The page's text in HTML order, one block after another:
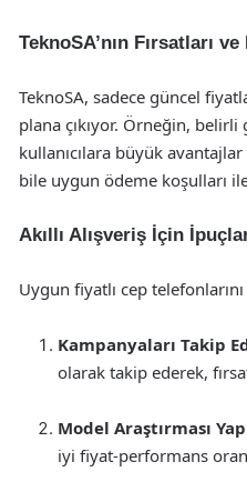
TeknoSA’nın Fırsatları
TeknoSA, sadece güncel
plana çıkıyor. Örneğin,
kullanıcılara büyük
bile uygun ödeme koşulları
Akıllı Alışveriş İçin
Uygun fiyatlı cep
Kampanyaları Takip
olarak takip ederek,
Model Araştırması
iyi fiyat-performans